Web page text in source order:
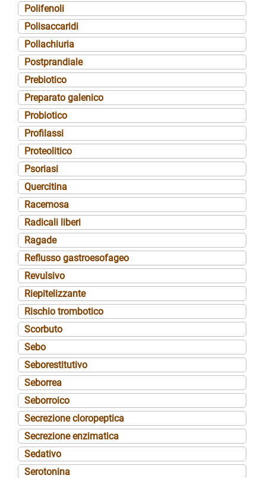
Polifenoli
Polisaccaridi
Pollachiuria
Postprandiale
Prebiotico
Preparato galenico
Probiotico
Profilassi
Proteolitico
Psoriasi
Quercitina
Racemosa
Radicali liberi
Ragade
Reflusso gastroesofageo
Revulsivo
Riepitelizzante
Rischio trombotico
Scorbuto
Sebo
Seborestitutivo
Seborrea
Seborroico
Secrezione cloropeptica
Secrezione enzimatica
Sedativo
Serotonina